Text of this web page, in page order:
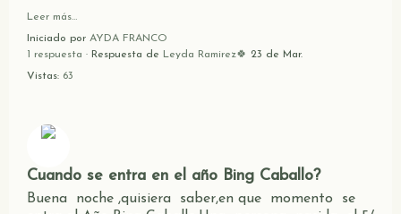
Leer más…
Iniciado por AYDA FRANCO
1 respuesta · Respuesta de Leyda Ramirez🍀 23 de Mar.
Vistas: 63
Cuando se entra en el año Bing Caballo?
Buena noche ,quisiera saber,en que momento se